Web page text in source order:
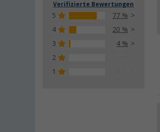
Verifizierte Bewertungen
5
77 %
4
20 %
3
4 %
2
1